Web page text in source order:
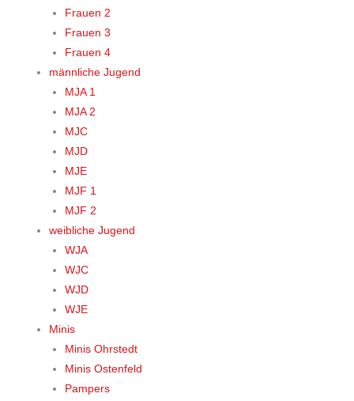
Frauen 2
Frauen 3
Frauen 4
männliche Jugend
MJA 1
MJA 2
MJC
MJD
MJE
MJF 1
MJF 2
weibliche Jugend
WJA
WJC
WJD
WJE
Minis
Minis Ohrstedt
Minis Ostenfeld
Pampers